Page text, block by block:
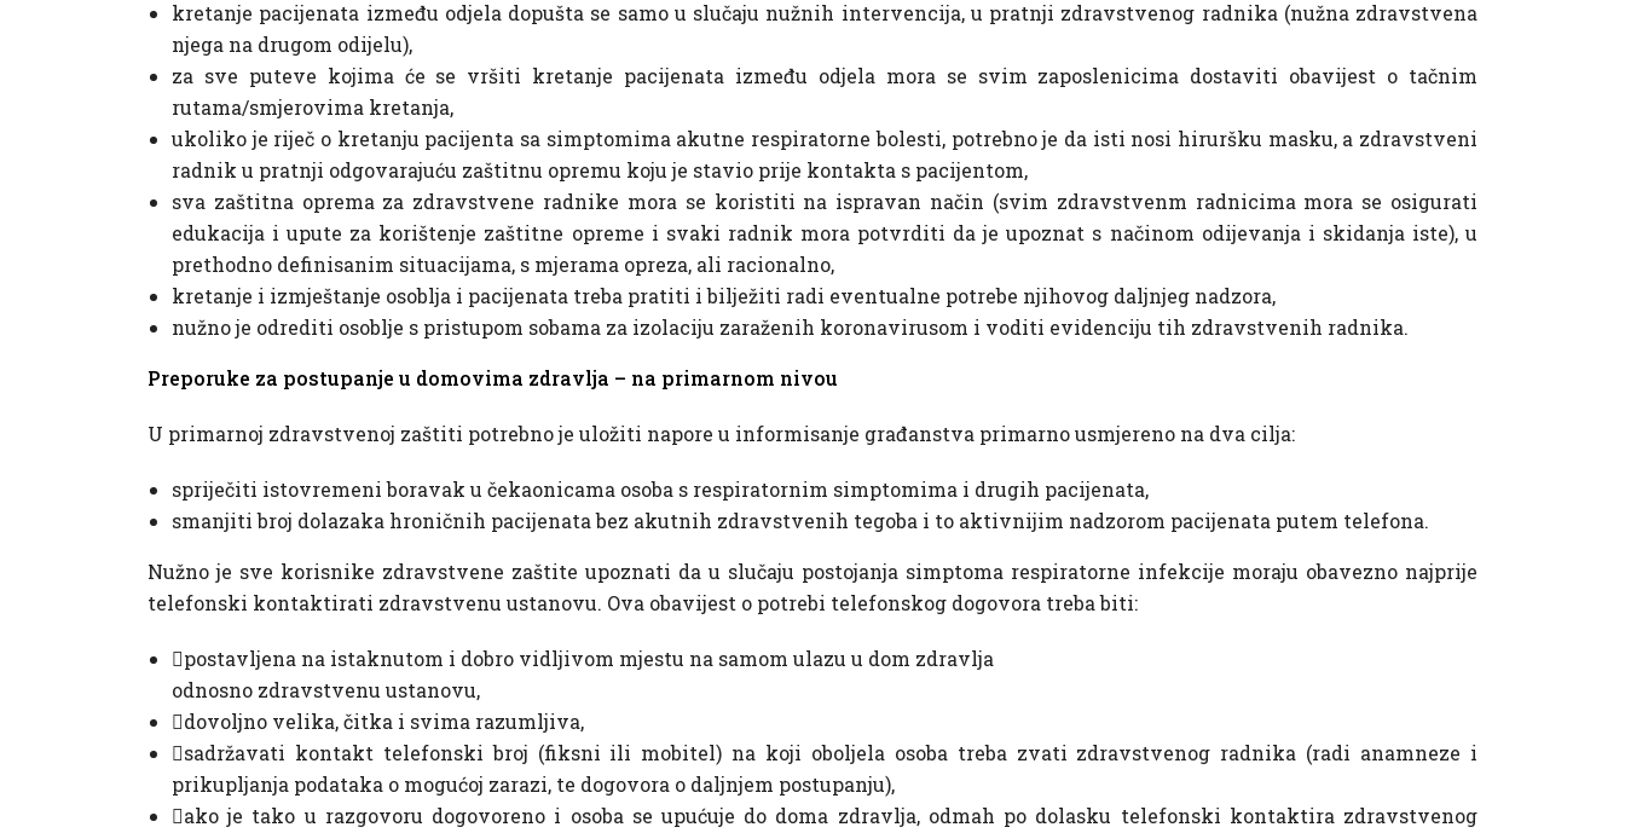
kretanje pacijenata između odjela dopušta se samo u slučaju nužnih intervencija, u pratnji zdravstvenog radnika (nužna zdravstvena
njega na drugom odijelu),
za sve puteve kojima će se vršiti kretanje pacijenata između odjela mora se svim zaposlenicima dostaviti obavijest o tačnim
rutama/smjerovima kretanja,
ukoliko je riječ o kretanju pacijenta sa simptomima akutne respiratorne bolesti, potrebno je da isti nosi hiruršku masku, a zdravstveni
radnik u pratnji odgovarajuću zaštitnu opremu koju je stavio prije kontakta s pacijentom,
sva zaštitna oprema za zdravstvene radnike mora se koristiti na ispravan način (svim zdravstvenm radnicima mora se osigurati
edukacija i upute za korištenje zaštitne opreme i svaki radnik mora potvrditi da je upoznat s načinom odijevanja i skidanja iste), u
prethodno definisanim situacijama, s mjerama opreza, ali racionalno,
kretanje i izmještanje osoblja i pacijenata treba pratiti i bilježiti radi eventualne potrebe njihovog daljnjeg nadzora,
nužno je odrediti osoblje s pristupom sobama za izolaciju zaraženih koronavirusom i voditi evidenciju tih zdravstvenih radnika.
Preporuke za postupanje u domovima zdravlja – na primarnom nivou
U primarnoj zdravstvenoj zaštiti potrebno je uložiti napore u informisanje građanstva primarno usmjereno na dva cilja:
spriječiti istovremeni boravak u čekaonicama osoba s respiratornim simptomima i drugih pacijenata,
smanjiti broj dolazaka hroničnih pacijenata bez akutnih zdravstvenih tegoba i to aktivnijim nadzorom pacijenata putem telefona.
Nužno je sve korisnike zdravstvene zaštite upoznati da u slučaju postojanja simptoma respiratorne infekcije moraju obavezno najprije
telefonski kontaktirati zdravstvenu ustanovu. Ova obavijest o potrebi telefonskog dogovora treba biti:
postavljena na istaknutom i dobro vidljivom mjestu na samom ulazu u dom zdravlja
odnosno zdravstvenu ustanovu,
dovoljno velika, čitka i svima razumljiva,
sadržavati kontakt telefonski broj (fiksni ili mobitel) na koji oboljela osoba treba zvati zdravstvenog radnika (radi anamneze i
prikupljanja podataka o mogućoj zarazi, te dogovora o daljnjem postupanju),
ako je tako u razgovoru dogovoreno i osoba se upućuje do doma zdravlja, odmah po dolasku telefonski kontaktira zdravstvenog